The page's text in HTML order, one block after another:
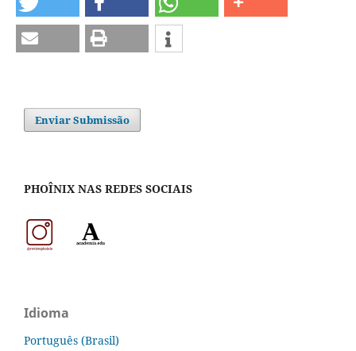
Enviar Submissão
PHOÎNIX NAS REDES SOCIAIS
Idioma
Português (Brasil)